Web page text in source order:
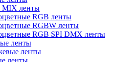
MIX ленты
RGB ленты
RGBW ленты
RGB SPI DMX ленты
ленты
ленты
ленты